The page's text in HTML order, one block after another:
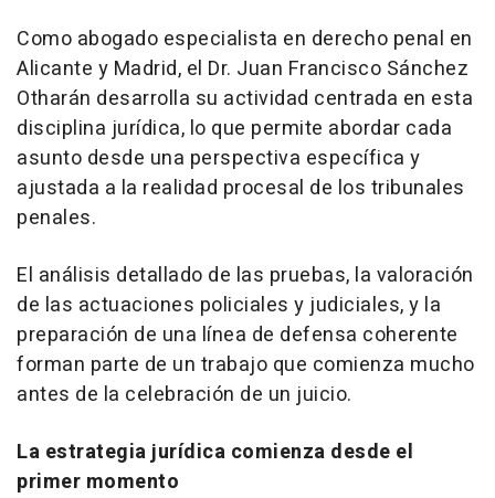
Como abogado especialista en derecho penal en
Alicante y Madrid, el Dr. Juan Francisco Sánchez
Otharán desarrolla su actividad centrada en esta
disciplina jurídica, lo que permite abordar cada
asunto desde una perspectiva específica y
ajustada a la realidad procesal de los tribunales
penales.
El análisis detallado de las pruebas, la valoración
de las actuaciones policiales y judiciales, y la
preparación de una línea de defensa coherente
forman parte de un trabajo que comienza mucho
antes de la celebración de un juicio.
La estrategia jurídica comienza desde el
primer momento